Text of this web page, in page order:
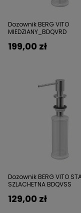
Dozownik BERG VITO
MIEDZIANY_BDQVRD
199,00 zł
Dozownik BERG VITO
SZLACHETNA BDQVSS
129,00 zł